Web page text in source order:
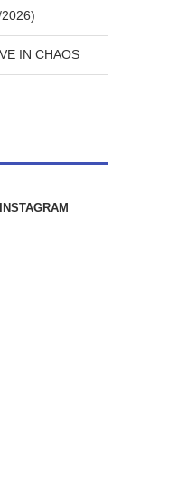
IN CHAOS
INSTAGRAM